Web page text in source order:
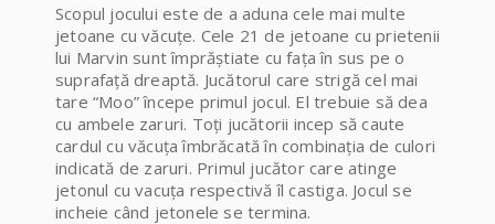
Scopul jocului este de a aduna cele mai multe
jetoane cu văcuțe. Cele 21 de jetoane cu prietenii
lui Marvin sunt împrăștiate cu fața în sus pe o
suprafață dreaptă. Jucătorul care strigă cel mai
tare “Moo” începe primul jocul. El trebuie să dea
cu ambele zaruri. Toți jucătorii incep să caute
cardul cu văcuța îmbrăcată în combinația de culori
indicată de zaruri. Primul jucător care atinge
jetonul cu vacuța respectivă îl castiga. Jocul se
incheie când jetonele se termina.